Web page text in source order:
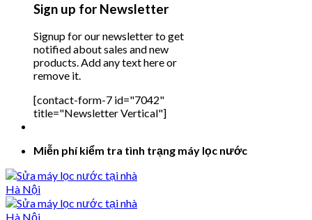
Sign up for Newsletter
Signup for our newsletter to get
notified about sales and new
products. Add any text here or
remove it.
[contact-form-7 id="7042"
title="Newsletter Vertical"]
Miễn phí kiểm tra tình trạng máy lọc nước